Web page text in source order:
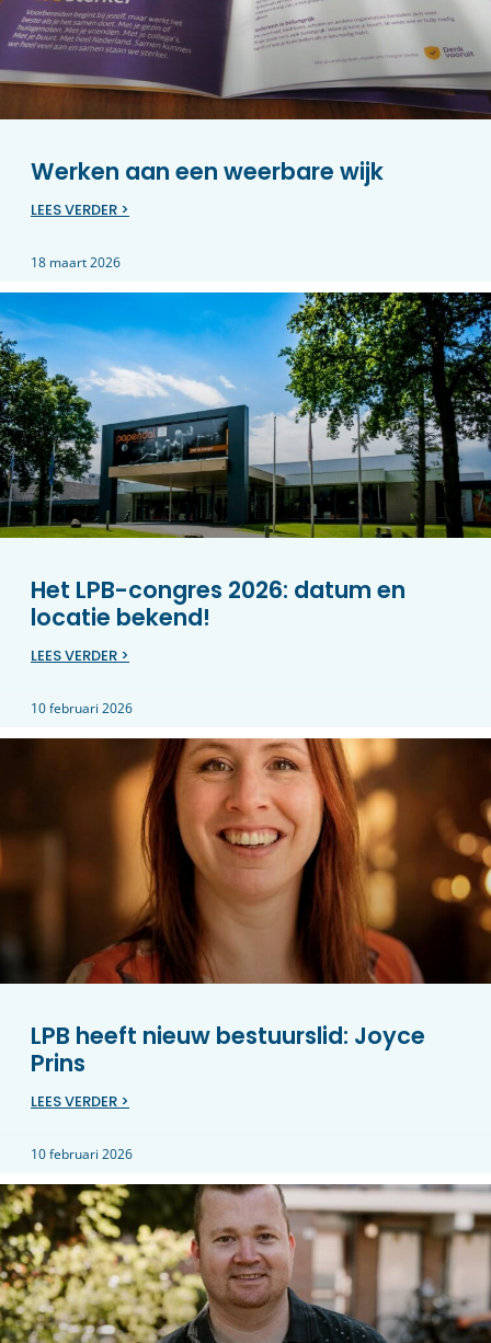
Werken aan een weerbare wijk
LEES VERDER >
18 maart 2026
Het LPB-congres 2026: datum en
locatie bekend!
LEES VERDER >
10 februari 2026
LPB heeft nieuw bestuurslid: Joyce
Prins
LEES VERDER >
10 februari 2026